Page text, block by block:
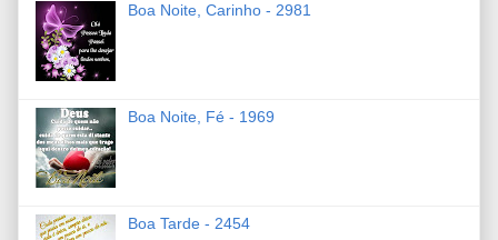
Boa Noite, Carinho - 2981
Boa Noite, Fé - 1969
Boa Tarde - 2454